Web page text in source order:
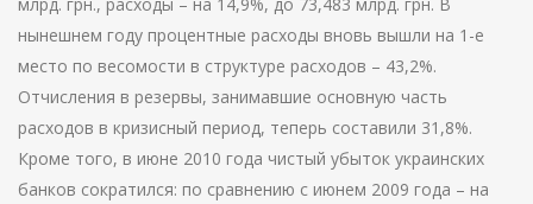
нынешнем году процентные расходы вновь вышли на 1-е
место по весомости в структуре расходов – 43,2%.
Отчисления в резервы, занимавшие основную часть
расходов в кризисный период, теперь составили 31,8%.
Кроме того, в июне 2010 года чистый убыток украинских
банков сократился: по сравнению с июнем 2009 года – на